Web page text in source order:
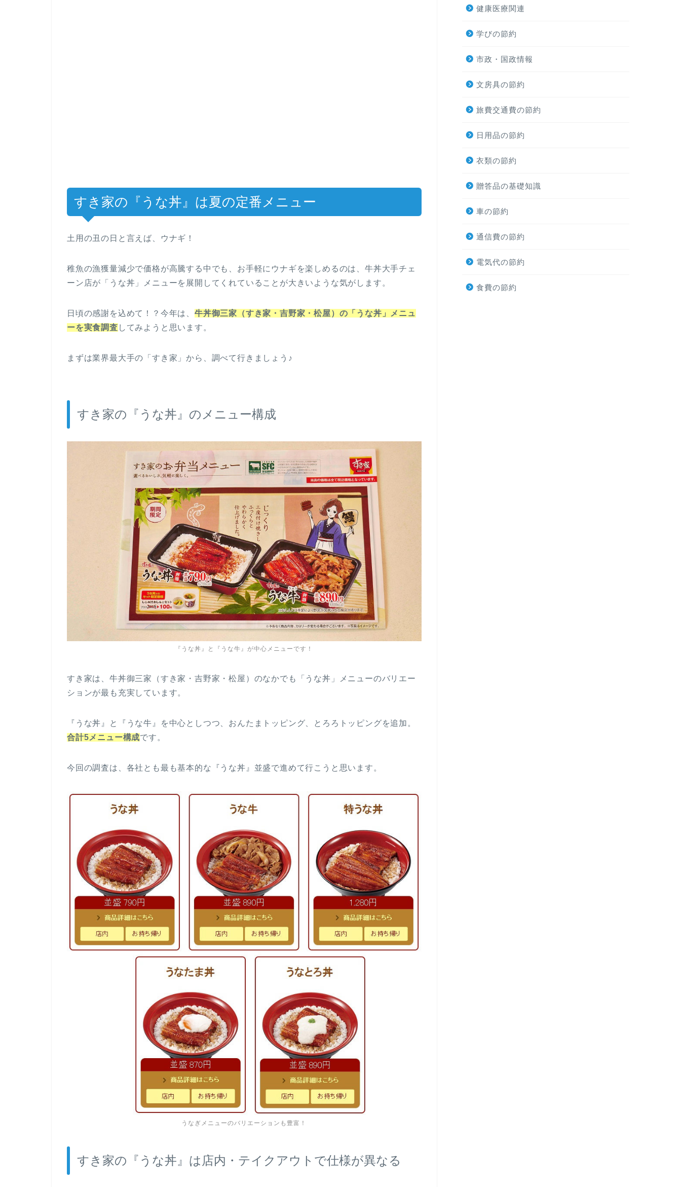
すき家の『うな丼』は夏の定番メニュー
土用の丑の日と言えば、ウナギ！
稚魚の漁獲量減少で価格が高騰する中でも、お手軽にウナギを楽しめるのは、牛丼大手チェ
ーン店が「うな丼」メニューを展開してくれていることが大きいような気がします。
日頃の感謝を込めて！？今年は、 牛丼御三家（すき家・吉野家・松屋）の「うな丼」メニュ
ーを実食調査 してみようと思います。
まずは業界最大手の「すき家」から、調べて行きましょう♪
すき家の『うな丼』のメニュー構成
『うな丼』と『うな牛』が中心メニューです！
すき家は、牛丼御三家（すき家・吉野家・松屋）のなかでも「うな丼」メニューのバリエー
ションが最も充実しています。
『うな丼』と『うな牛』を中心としつつ、おんたまトッピング、とろろトッピングを追加。
合計5メニュー構成です。
今回の調査は、各社とも最も基本的な『うな丼』並盛で進めて行こうと思います。
うなぎメニューのバリエーションも豊富！
すき家の『うな丼』は店内・テイクアウトで仕様が異なる
健康医療関連
学びの節約
市政・国政情報
文房具の節約
旅費交通費の節約
日用品の節約
衣類の節約
贈答品の基礎知識
車の節約
通信費の節約
電気代の節約
食費の節約